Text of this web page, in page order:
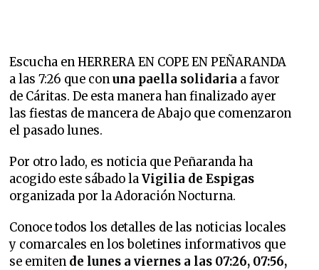
Escucha en HERRERA EN COPE EN PEÑARANDA
a las 7:26 que conuna paella solidaria a favor
de Cáritas. De esta manera han finalizado ayer
las fiestas de mancera de Abajo que comenzaron
el pasado lunes.
Por otro lado, es noticia que Peñaranda ha
acogido este sábado laVigilia de Espigas
organizada por la Adoración Nocturna.
Conoce todos los detalles de las noticias locales
y comarcales en los boletines informativos que
se emiten de lunes a viernes a las 07:26, 07:56,